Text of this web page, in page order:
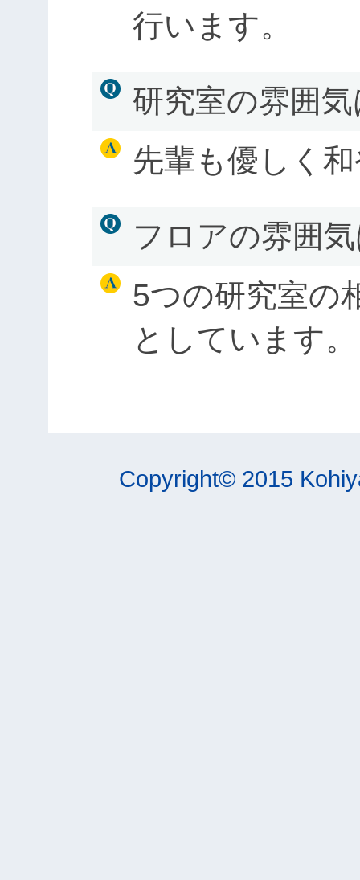
行います。
研究室の雰囲
先輩も優しく
フロアの雰囲
5つの研究室の
としています。
Copyright© 2015